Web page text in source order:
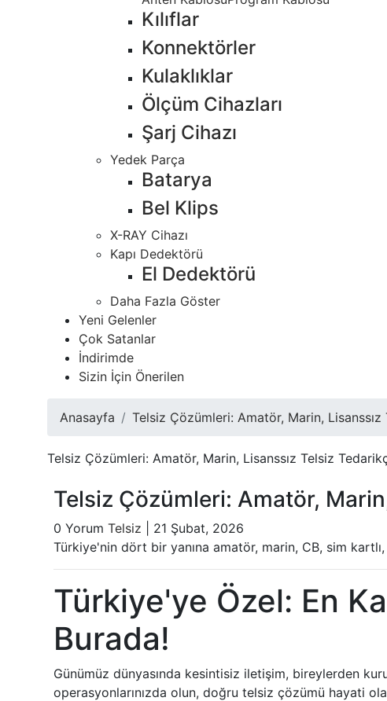
Kılıflar
Konnektörler
Kulaklıklar
Ölçüm Cihazları
Şarj Cihazı
Yedek Parça
Batarya
Bel Klips
X-RAY Cihazı
Kapı Dedektörü
El Dedektörü
Daha Fazla Göster
Yeni Gelenler
Çok Satanlar
İndirimde
Sizin İçin Önerilen
Anasayfa Telsiz Çözümleri: Amatör, Marin,
Telsiz Çözümleri: Amatör, Marin, Lisanssız Telsiz
Telsiz Çözümleri: Amatör,
0 Yorum Telsiz
21 Şubat, 2026
Türkiye'nin dört bir yanına amatör, marin, CB, sim
Türkiye'ye Özel: En
Burada!
Günümüz dünyasında kesintisiz iletişim, bireylerden
operasyonlarınızda olun, doğru telsiz çözümü hayati